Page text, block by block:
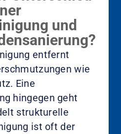
und
entfernt
wie
Eine
hingegen geht
strukturelle
ist oft der